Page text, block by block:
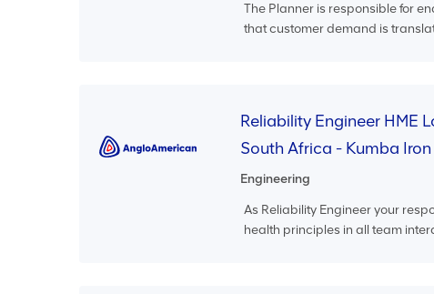
The Planner is responsible for
that customer demand is
Reliability Engineer HME
South Africa - Kumba
Engineering
As Reliability Engineer your
health principles in all team